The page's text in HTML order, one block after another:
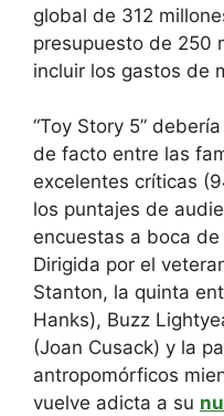
global de 312
presupuesto de 250
incluir los gastos de
“Toy Story 5”
de facto entre las
excelentes críticas
los puntajes de
encuestas a boca
Dirigida por el
Stanton, la quinta
Hanks), Buzz
(Joan Cusack) y la
antropomórficos
vuelve adicta a su